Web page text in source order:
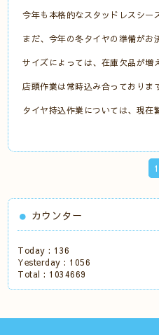
今年も本格的なスタッドレスシー
まだ、今年の冬タイヤの準備がお
サイズによっては、在庫欠品が増
店頭作業は常時込み合っておりま
タイヤ持込作業については、現在
1
カウンター
Today : 136
Yesterday : 1056
Total : 1034669